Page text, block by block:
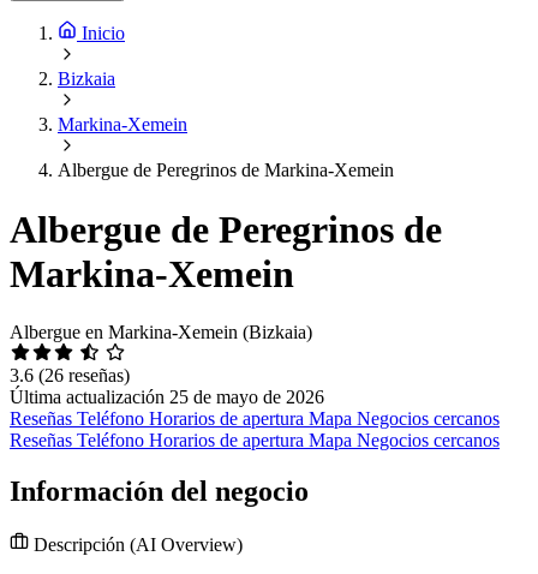
Inicio
Bizkaia
Markina-Xemein
Albergue de Peregrinos de Markina-Xemein
Albergue de Peregrinos de
Markina-Xemein
Albergue en Markina-Xemein (Bizkaia)
3.6 (26 reseñas)
Última actualización 25 de mayo de 2026
Reseñas Teléfono Horarios de apertura Mapa Negocios cercanos
Reseñas Teléfono Horarios de apertura Mapa Negocios cercanos
Información del negocio
Descripción (AI Overview)